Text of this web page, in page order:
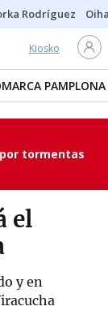
Rodríguez
Kiosko
PAMPLONA
tormentas
el
y en